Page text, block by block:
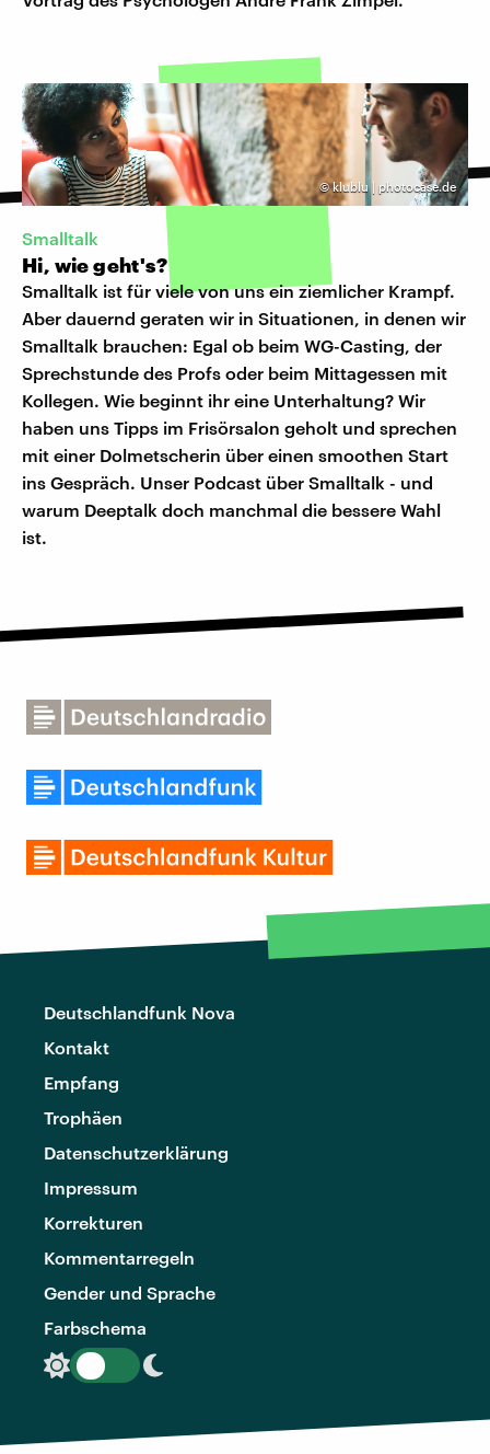
©klublu | photocase.de
Smalltalk
Hi, wie geht's?
Smalltalk ist für viele von uns ein ziemlicher Krampf.
Aber dauernd geraten wir in Situationen, in denen wir
Smalltalk brauchen: Egal ob beim WG-Casting, der
Sprechstunde des Profs oder beim Mittagessen mit
Kollegen. Wie beginnt ihr eine Unterhaltung? Wir
haben uns Tipps im Frisörsalon geholt und sprechen
mit einer Dolmetscherin über einen smoothen Start
ins Gespräch. Unser Podcast über Smalltalk - und
warum Deeptalk doch manchmal die bessere Wahl
ist.
Deutschlandfunk Nova
Kontakt
Empfang
Trophäen
Datenschutzerklärung
Impressum
Korrekturen
Kommentarregeln
Gender und Sprache
Farbschema